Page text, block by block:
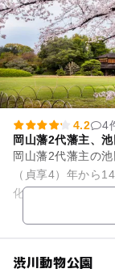
4.2
4
岡山藩2代藩主、
岡山藩2代藩主の
（貞享4）年から
化を代表する庭園
渋川動物公園